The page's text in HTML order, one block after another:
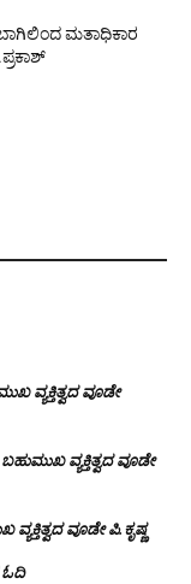
ಮತಾಧಿಕಾರ
ವ್ಯಕ್ತಿತ್ವದ ವೂಡೇ
ಬಹುಮುಖ ವ್ಯಕ್ತಿತ್ವದ ವೂಡೇ
ವ್ಯಕ್ತಿತ್ವದ ವೂಡೇ ಪಿ.ಕೃಷ್ಣ
ಓದಿ